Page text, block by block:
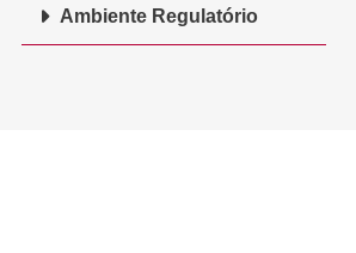
Ambiente Regulatório